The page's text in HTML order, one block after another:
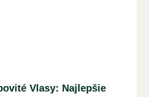
Vlasy: Najlepšie